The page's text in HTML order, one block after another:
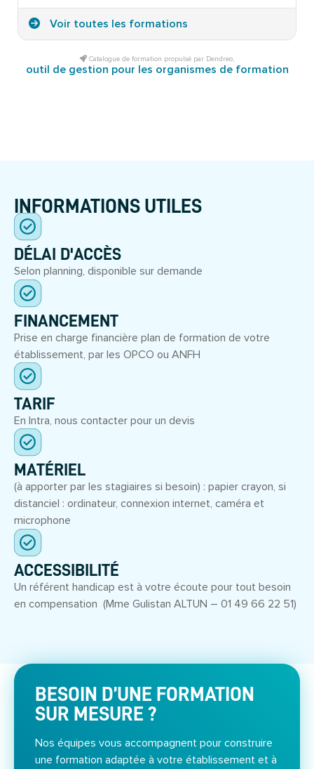
Voir toutes les formations
Catalogue de formation propulsé par Dendreo,
outil de gestion pour les organismes de formation
INFORMATIONS UTILES
DÉLAI D'ACCÈS
Selon planning, disponible sur demande
FINANCEMENT
Prise en charge financière plan de formation de votre
établissement, par les OPCO ou ANFH
TARIF
En Intra, nous contacter pour un devis
MATÉRIEL
(à apporter par les stagiaires si besoin) : papier crayon, si
distanciel : ordinateur, connexion internet, caméra et
microphone
ACCESSIBILITÉ
Un référent handicap est à votre écoute pour tout besoin
en compensation (Mme Gulistan ALTUN – 01 49 66 22 51)
BESOIN D’UNE FORMATION
SUR MESURE ?
Nos équipes vous accompagnent pour construire
une formation adaptée à votre établissement et à